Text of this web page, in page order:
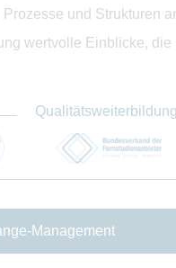
und Strukturen
wertvolle Einblicke,
Qualitätsweiterbildung
Management